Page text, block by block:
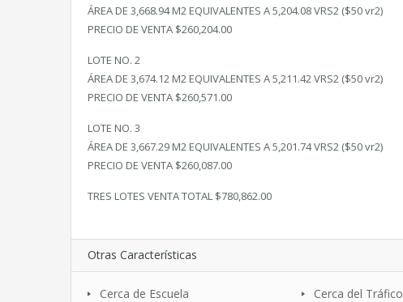
ÁREA DE 3,668.94 M2 EQUIVALENTES A 5,204.08 VRS2 ($50 vr2)
PRECIO DE VENTA $260,204.00
LOTE NO. 2
ÁREA DE 3,674.12 M2 EQUIVALENTES A 5,211.42 VRS2 ($50 vr2)
PRECIO DE VENTA $260,571.00
LOTE NO. 3
ÁREA DE 3,667.29 M2 EQUIVALENTES A 5,201.74 VRS2 ($50 vr2)
PRECIO DE VENTA $260,087.00
TRES LOTES VENTA TOTAL $780,862.00
Otras Características
Cerca de Escuela Cerca del Tráfico